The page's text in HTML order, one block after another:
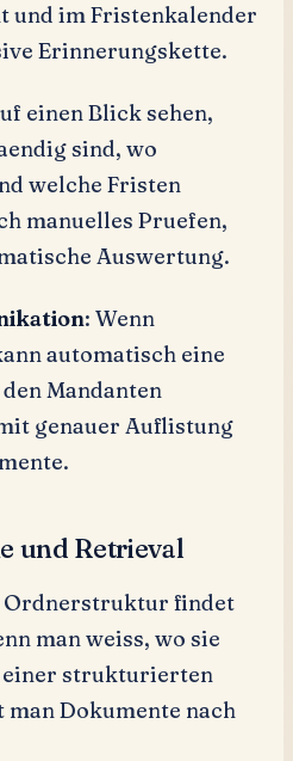
und im Fristenkalender
Erinnerungskette.
einen Blick sehen,
sind, wo
welche Fristen
manuelles Pruefen,
Auswertung.
: Wenn
automatisch eine
Mandanten
genauer Auflistung
und Retrieval
Ordnerstruktur findet
man weiss, wo sie
einer strukturierten
Dokumente nach